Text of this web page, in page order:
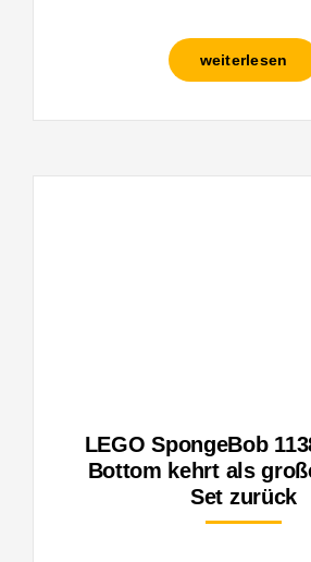
weiterlesen
LEGO SpongeBob
Bottom kehrt als
Set zurück